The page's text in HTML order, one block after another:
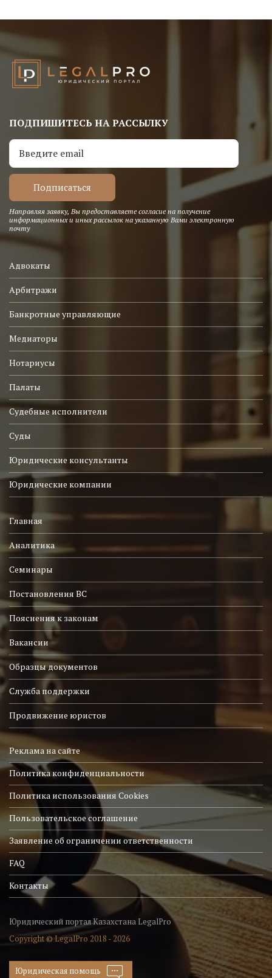
ПОДПИШИТЕСЬ НА РАССЫЛКУ
Направляя заявку, Вы предоставляете согласие на получение
информационных и иных рассылок на указанную Вами электронную
почту
Адвокаты
Арбитражи
Банкротные управляющие
Медиаторы
Нотариусы
Палаты
Судебные исполнители
Суды
Юридические консультанты
Юридические компании
Главная
Аналитика
Семинары
Постановления ВС
Пояснения к законам
Вакансии
Образцы документов
Служба поддержки
Продвижение юристов
Реклама на сайте
Политика конфиденциальности
Политика использования Cookies
Пользовательское соглашение
Заявление об ограничении ответственности
FAQ
Контакты
Юридический портал Казахстана LegalPro
Copyright © LegalPro 2018 - 2026
Юридическая помощь